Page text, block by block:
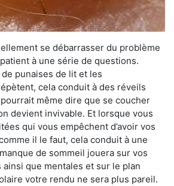
se débarrasser du problème
à une série de questions.
punaises de lit et les
cela conduit à des réveils
même dire que se coucher
devient invivable. Et lorsque vous
qui vous empêchent d’avoir vos
il le faut, cela conduit à une
de sommeil jouera sur vos
que mentales et sur le plan
votre rendu ne sera plus pareil.